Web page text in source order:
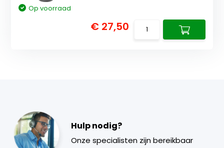
Op voorraad
€ 27,50
Hulp nodig?
Onze specialisten zijn bereikbaar